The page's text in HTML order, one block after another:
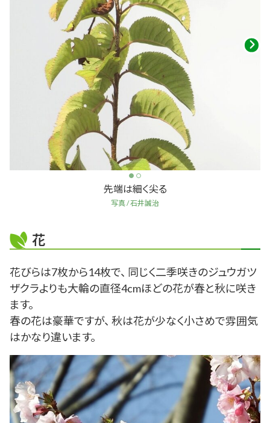
先端は細く尖る
写真 / 石井誠治
花
花びらは7枚から14枚で、 同じく二季咲きのジュウガツ
ザクラよりも大輪の直径4cmほどの花が春と秋に咲き
ます。
春の花は豪華ですが、 秋は花が少なく小さめで雰囲気
はかなり違います。